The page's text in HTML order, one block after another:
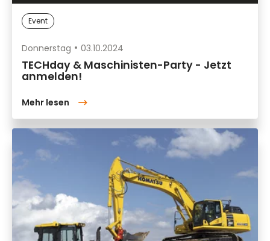
Event
Donnerstag 03.10.2024
TECHday & Maschinisten-Party - Jetzt
anmelden!
Mehr lesen